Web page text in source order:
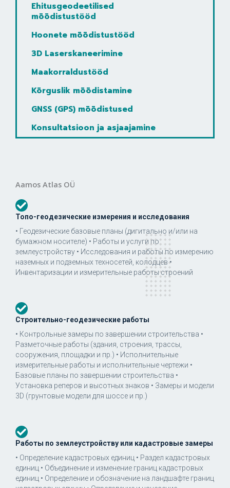
Ehitusgeodeetilised
mõõdistustööd
Hoonete mõõdistustööd
3D Laserskaneerimine
Maakorraldustööd
Kõrguslik mõõdistamine
GNSS (GPS) mõõdistused
Konsultatsioon ja asjaajamine
Aamos Atlas OÜ
Топо-геодезические измерения и исследования
• Геодезические базовые планы (дигитально и/или на
бумажном носителе) • Работы и услуги по
землеустройству • Исследования и работы по измерению
наземных и подземных техносетей, колодцев •
Инвентаризации и измерительные работы строений
Строительно-геодезические работы
• Контрольные замеры по завершении строительства •
Разметочные работы (здания, строения, трассы,
сооружения, площадки и пр.) • Исполнительные
измерительные работы и исполнительные чертежи •
Базовые планы по завершении строительства •
Установка реперов и высотных знаков • Замеры и модели
3D (грунтовые модели для шоссе и пр.)
Работы по землеустройству или кадастровые замеры
• Определение кадастровых единиц • Раздел кадастровых
единиц • Объединение и изменение границ кадастровых
единиц • Определение и обозначение на ландшафте границ